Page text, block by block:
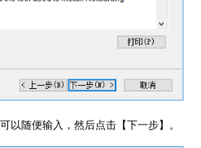
以随便输入，然后点击【下一步】。